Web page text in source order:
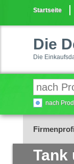
Startseite
Die
Die
nach
Tank